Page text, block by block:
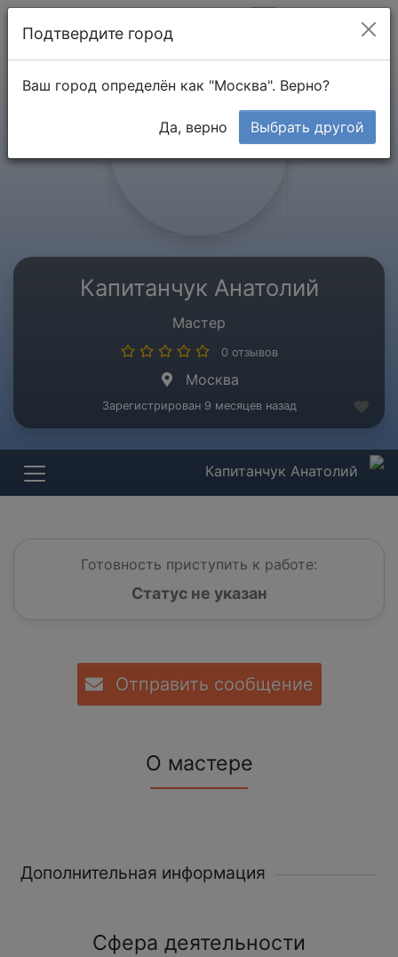
Капитанчук Анатолий
Мастер
0 отзывов
Москва
Зарегистрирован 9 месяцев назад
Капитанчук Анатолий
Готовность приступить к работе:
Статус не указан
Отправить сообщение
О мастере
Дополнительная информация
Сфера деятельности
Подтвердите город
Ваш город определён как "Москва". Верно?
Да, верно Выбрать другой